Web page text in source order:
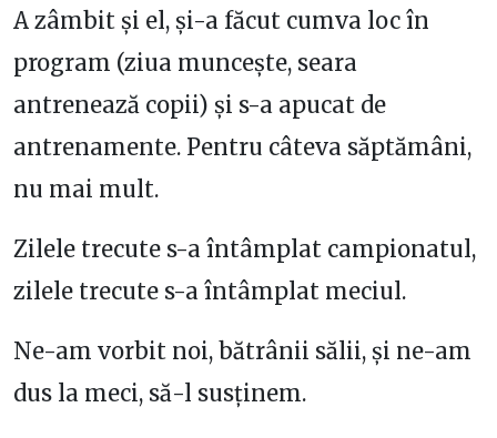
A zâmbit și el, și-a făcut cumva loc în
program (ziua muncește, seara
antrenează copii) și s-a apucat de
antrenamente. Pentru câteva săptămâni,
nu mai mult.
Zilele trecute s-a întâmplat campionatul,
zilele trecute s-a întâmplat meciul.
Ne-am vorbit noi, bătrânii sălii, și ne-am
dus la meci, să-l susținem.